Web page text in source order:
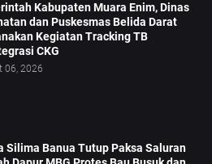
Kabupaten Muara Enim, Dinas
dan Puskesmas Belida Darat
Kegiatan Tracking TB
CKG
06, 2026
Silima Banua Tutup Paksa Saluran